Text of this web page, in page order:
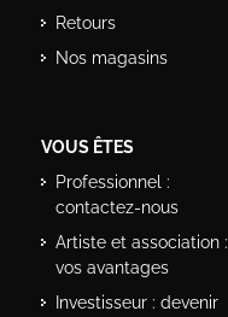
Retours
Nos magasins
VOUS ÊTES
Professionnel :
contactez-nous
Artiste et association :
vos avantages
Investisseur : devenir